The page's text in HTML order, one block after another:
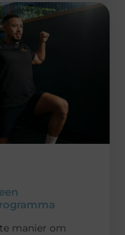
manier om